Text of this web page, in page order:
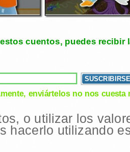
cuentos, puedes recibir
enviártelos no nos cuesta
o utilizar los
hacerlo utilizando